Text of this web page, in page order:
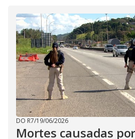
DO R7/19/06/2026
Mortes causadas